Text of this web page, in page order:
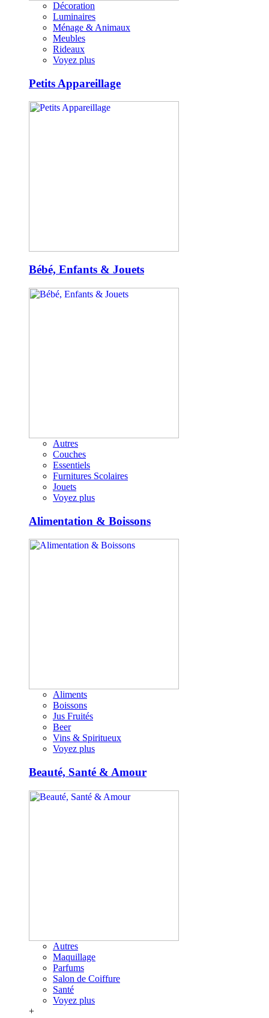
Décoration
Luminaires
Ménage & Animaux
Meubles
Rideaux
Voyez plus
Petits Appareillage
Bébé, Enfants & Jouets
Autres
Couches
Essentiels
Furnitures Scolaires
Jouets
Voyez plus
Alimentation & Boissons
Aliments
Boissons
Jus Fruités
Beer
Vins & Spiritueux
Voyez plus
Beauté, Santé & Amour
Autres
Maquillage
Parfums
Salon de Coiffure
Santé
Voyez plus
+